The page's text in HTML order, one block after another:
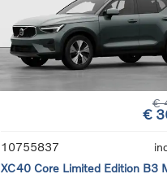
€
€
10755837
XC40 Core Limited Edition B3